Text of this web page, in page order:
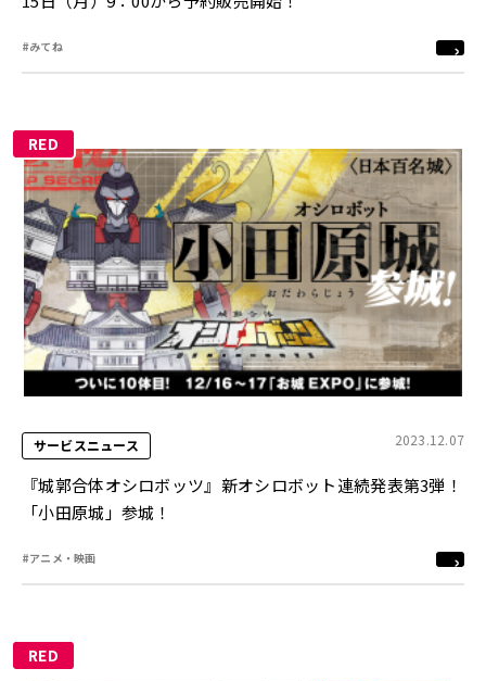
#みてね
RED
サービスニュース 2023.12.07
『城郭合体オシロボッツ』新オシロボット連続発表第3弾！
「小田原城」参城！
#アニメ・映画
RED